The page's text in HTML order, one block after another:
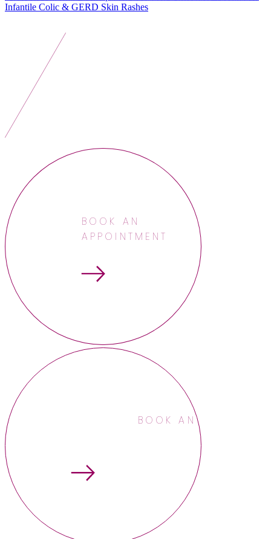
Infantile Colic & GERD Skin Rashes
BOOK AN
APPOINTMENT
BOOK AN